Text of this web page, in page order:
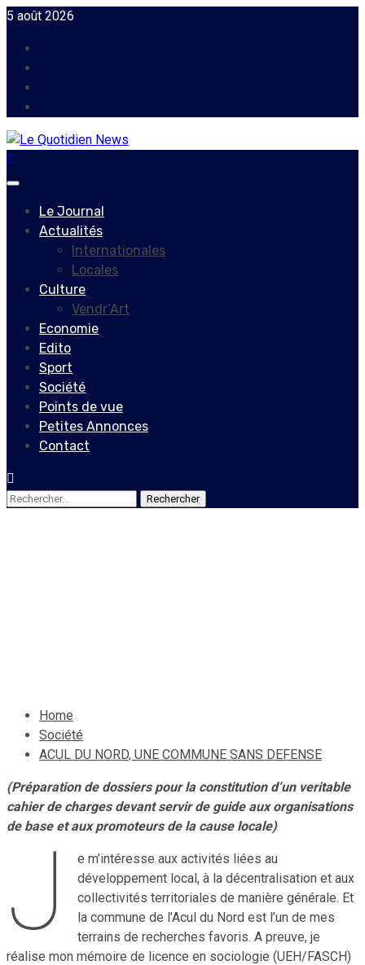
Skip
content
5 août 2026
Primary
Le Journal
Actualités
Internationales
Locales
Culture
Vendr’Art
Economie
Edito
Sport
Société
Points de vue
Petites Annonces
Contact
Rechercher :
Home
Société
ACUL DU NORD, UNE COMMUNE SANS DEFENSE
(Préparation de dossiers pour la constitution d’un veritable
cahier de charges devant servir de guide aux organisations
de base et aux promoteurs de la cause locale)
J
e m’intéresse aux activités liées au
développement local, à la décentralisation et aux
collectivités territoriales de manière générale. Et
la commune de l’Acul du Nord est l’un de mes
terrains de recherches favoris. A preuve, je
réalise mon mémoire de licence en sociologie (UEH/FASCH)